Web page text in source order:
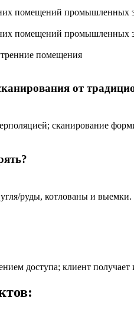
помещений промышленных
помещений промышленных
от
сканирование
руды, котлованы и выемки.
доступа; клиент получает